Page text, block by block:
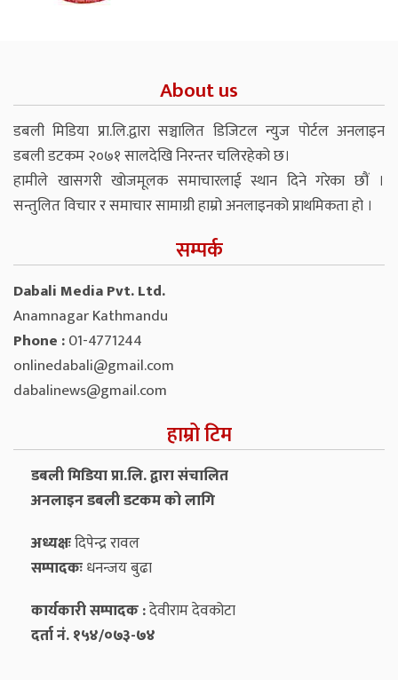
About us
डबली मिडिया प्रा.लि.द्वारा सञ्चालित डिजिटल न्युज पोर्टल अनलाइन
डबली डटकम २०७१ सालदेखि निरन्तर चलिरहेको छ।
हामीले खासगरी खोजमूलक समाचारलाई स्थान दिने गरेका छौं ।
सन्तुलित विचार र समाचार सामाग्री हाम्रो अनलाइनको प्राथमिकता हो ।
सम्पर्क
Dabali Media Pvt. Ltd.
Anamnagar Kathmandu
Phone :01-4771244
onlinedabali@gmail.com
dabalinews@gmail.com
हाम्रो टिम
डबली मिडिया प्रा.लि. द्वारा संचालित
अनलाइन डबली डटकम को लागि
अध्यक्षःदिपेन्द्र रावल
सम्पादकःधनन्‍जय बुढा
कार्यकारी सम्पादक :देवीराम देवकोटा
दर्ता नं. १५४/०७३-७४